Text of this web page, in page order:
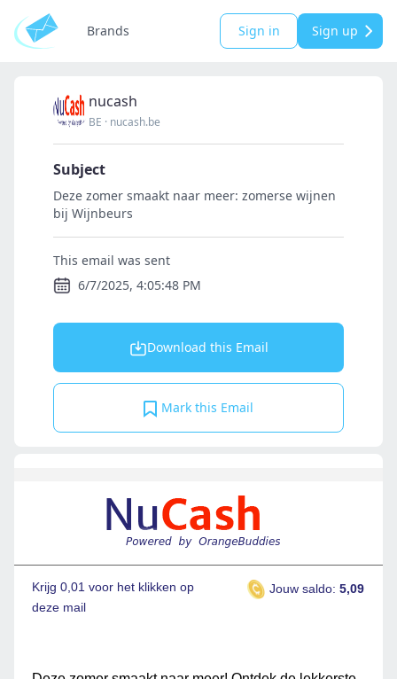
Brands Sign in Sign up
nucash
BE · nucash.be
Subject
Deze zomer smaakt naar meer: zomerse wijnen
bij Wijnbeurs
This email was sent
6/7/2025, 4:05:48 PM
Download this Email
Mark this Email